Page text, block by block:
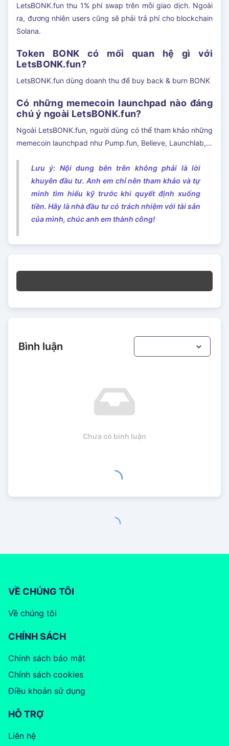
LetsBONK.fun thu 1% phí swap trên mỗi giao dịch. Ngoài
ra, đương nhiên users cũng sẽ phải trả phí cho blockchain
Solana.
Token BONK có mối quan hệ gì với
LetsBONK.fun?
LetsBONK.fun dùng doanh thu để buy back & burn BONK
Có những memecoin launchpad nào đáng
chú ý ngoài LetsBONK.fun?
Ngoài LetsBONK.fun, người dùng có thể tham khảo những
memecoin launchpad như Pump.fun, Believe, Launchlab,…
Lưu ý: Nội dung bên trên không phải là lời
khuyên đầu tư. Anh em chỉ nên tham khảo và tự
mình tìm hiểu kỹ trước khi quyết định xuống
tiền. Hãy là nhà đầu tư có trách nhiệm với tài sản
của mình, chúc anh em thành công!
Bình luận
Chưa có bình luận
VỀ CHÚNG TÔI
Về chúng tôi
CHÍNH SÁCH
Chính sách bảo mật
Chính sách cookies
Điều khoản sử dụng
HỖ TRỢ
Liên hệ